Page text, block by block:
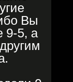
Вы
9-5, а